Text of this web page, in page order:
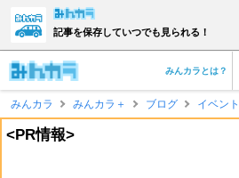
記事を保存していつでも見られる！
みんカラとは？
みんカラ みんカラ＋ ブログ イベン
<PR情報>